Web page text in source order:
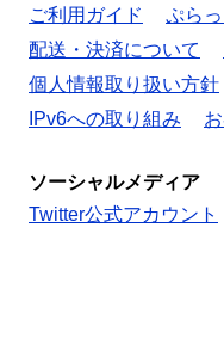
ご利用ガイド
ぷら
配送・決済について
個人情報取り扱い方針
IPv6への取り組み
ソーシャルメディア
Twitter公式アカウント